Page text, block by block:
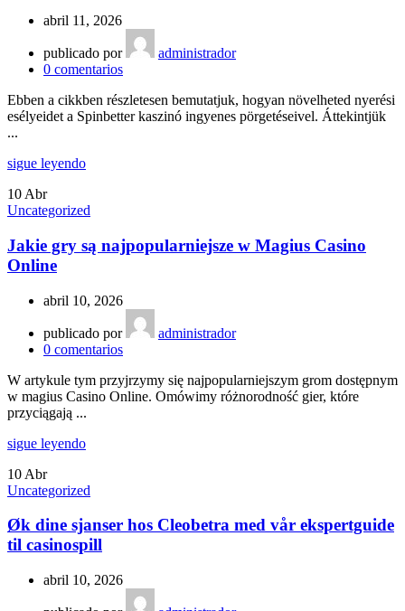
abril 11, 2026
publicado por
administrador
0 comentarios
Ebben a cikkben részletesen bemutatjuk, hogyan növelheted nyerési
esélyeidet a Spinbetter kaszinó ingyenes pörgetéseivel. Áttekintjük
...
sigue leyendo
10 Abr
Uncategorized
Jakie gry są najpopularniejsze w Magius Casino
Online
abril 10, 2026
publicado por
administrador
0 comentarios
W artykule tym przyjrzymy się najpopularniejszym grom dostępnym
w magius Casino Online. Omówimy różnorodność gier, które
przyciągają ...
sigue leyendo
10 Abr
Uncategorized
Øk dine sjanser hos Cleobetra med vår ekspertguide
til casinospill
abril 10, 2026